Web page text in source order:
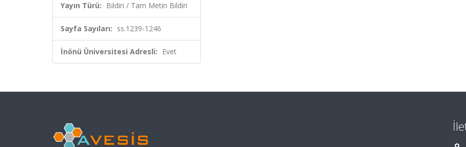
Yayın Türü: Bildiri / Tam Metin Bildiri
Sayfa Sayıları: ss.1239-1246
İnönü Üniversitesi Adresli: Evet